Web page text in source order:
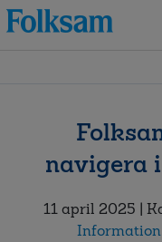
Till
navigation
Till
innehåll
navigera
11 april 2025 |
Information